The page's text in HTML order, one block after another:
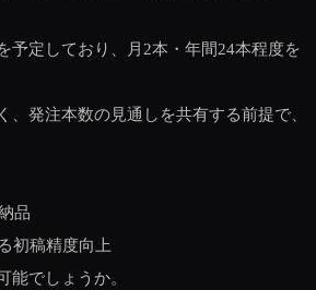
予定しており、月2本・年間24本程度を
、発注本数の見通しを共有する前提で、
品
初稿精度向上
能でしょうか。